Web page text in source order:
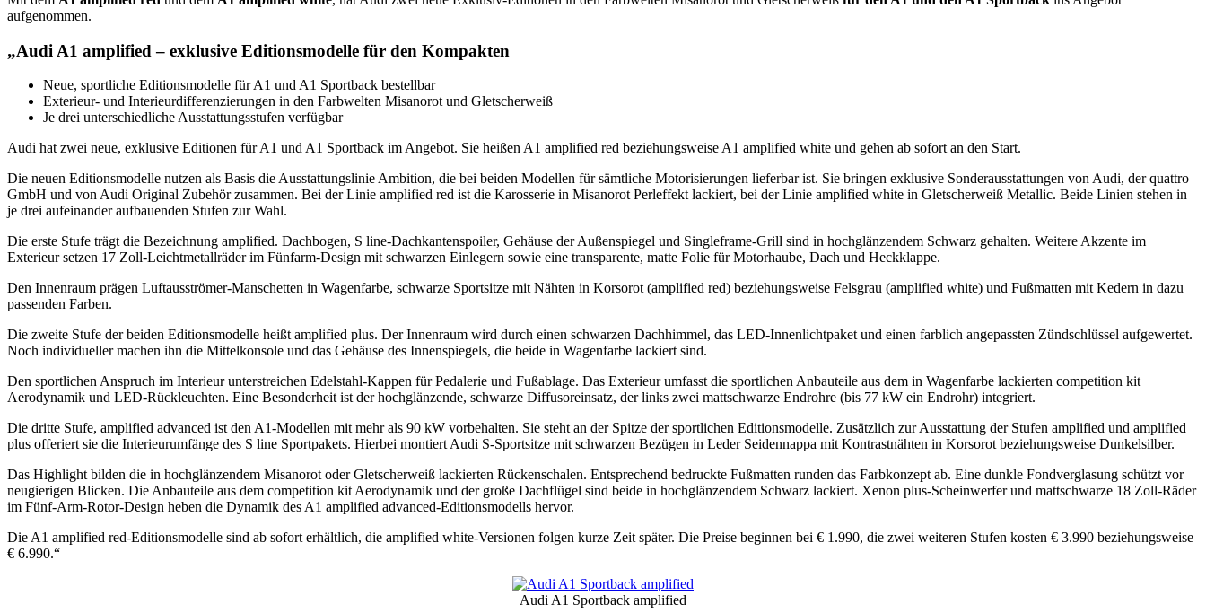
aufgenommen.
„Audi A1 amplified – exklusive Editionsmodelle für den Kompakten
Neue, sportliche Editionsmodelle für A1 und A1 Sportback bestellbar
Exterieur- und Interieurdifferenzierungen in den Farbwelten Misanorot und Gletscherweiß
Je drei unterschiedliche Ausstattungsstufen verfügbar
Audi hat zwei neue, exklusive Editionen für A1 und A1 Sportback im Angebot. Sie heißen A1 amplified red beziehungsweise A1 amplified white und gehen ab sofort an den Start.
Die neuen Editionsmodelle nutzen als Basis die Ausstattungslinie Ambition, die bei beiden Modellen für sämtliche Motorisierungen lieferbar ist. Sie bringen exklusive Sonderausstattungen von Audi, der quattro
GmbH und von Audi Original Zubehör zusammen. Bei der Linie amplified red ist die Karosserie in Misanorot Perleffekt lackiert, bei der Linie amplified white in Gletscherweiß Metallic. Beide Linien stehen in
je drei aufeinander aufbauenden Stufen zur Wahl.
Die erste Stufe trägt die Bezeichnung amplified. Dachbogen, S line-Dachkantenspoiler, Gehäuse der Außenspiegel und Singleframe-Grill sind in hochglänzendem Schwarz gehalten. Weitere Akzente im
Exterieur setzen 17 Zoll-Leichtmetallräder im Fünfarm-Design mit schwarzen Einlegern sowie eine transparente, matte Folie für Motorhaube, Dach und Heckklappe.
Den Innenraum prägen Luftausströmer-Manschetten in Wagenfarbe, schwarze Sportsitze mit Nähten in Korsorot (amplified red) beziehungsweise Felsgrau (amplified white) und Fußmatten mit Kedern in dazu
passenden Farben.
Die zweite Stufe der beiden Editionsmodelle heißt amplified plus. Der Innenraum wird durch einen schwarzen Dachhimmel, das LED-Innenlichtpaket und einen farblich angepassten Zündschlüssel aufgewertet.
Noch individueller machen ihn die Mittelkonsole und das Gehäuse des Innenspiegels, die beide in Wagenfarbe lackiert sind.
Den sportlichen Anspruch im Interieur unterstreichen Edelstahl-Kappen für Pedalerie und Fußablage. Das Exterieur umfasst die sportlichen Anbauteile aus dem in Wagenfarbe lackierten competition kit
Aerodynamik und LED-Rückleuchten. Eine Besonderheit ist der hochglänzende, schwarze Diffusoreinsatz, der links zwei mattschwarze Endrohre (bis 77 kW ein Endrohr) integriert.
Die dritte Stufe, amplified advanced ist den A1-Modellen mit mehr als 90 kW vorbehalten. Sie steht an der Spitze der sportlichen Editionsmodelle. Zusätzlich zur Ausstattung der Stufen amplified und amplified
plus offeriert sie die Interieur­umfänge des S line Sportpakets. Hierbei montiert Audi S-Sportsitze mit schwarzen Bezügen in Leder Seidennappa mit Kontrastnähten in Korsorot beziehungsweise Dunkelsilber.
Das Highlight bilden die in hochglänzendem Misanorot oder Gletscherweiß lackierten Rückenschalen. Entsprechend bedruckte Fußmatten runden das Farbkonzept ab. Eine dunkle Fondverglasung schützt vor
neugierigen Blicken. Die Anbauteile aus dem competition kit Aerodynamik und der große Dachflügel sind beide in hochglänzendem Schwarz lackiert. Xenon plus-Scheinwerfer und mattschwarze 18 Zoll-Räder
im Fünf-Arm-Rotor-Design heben die Dynamik des A1 amplified advanced-Editionsmodells hervor.
Die A1 amplified red-Editionsmodelle sind ab sofort erhältlich, die amplified white-Versionen folgen kurze Zeit später. Die Preise beginnen bei € 1.990, die zwei weiteren Stufen kosten € 3.990 beziehungsweise
€ 6.990.“
Audi A1 Sportback amplified